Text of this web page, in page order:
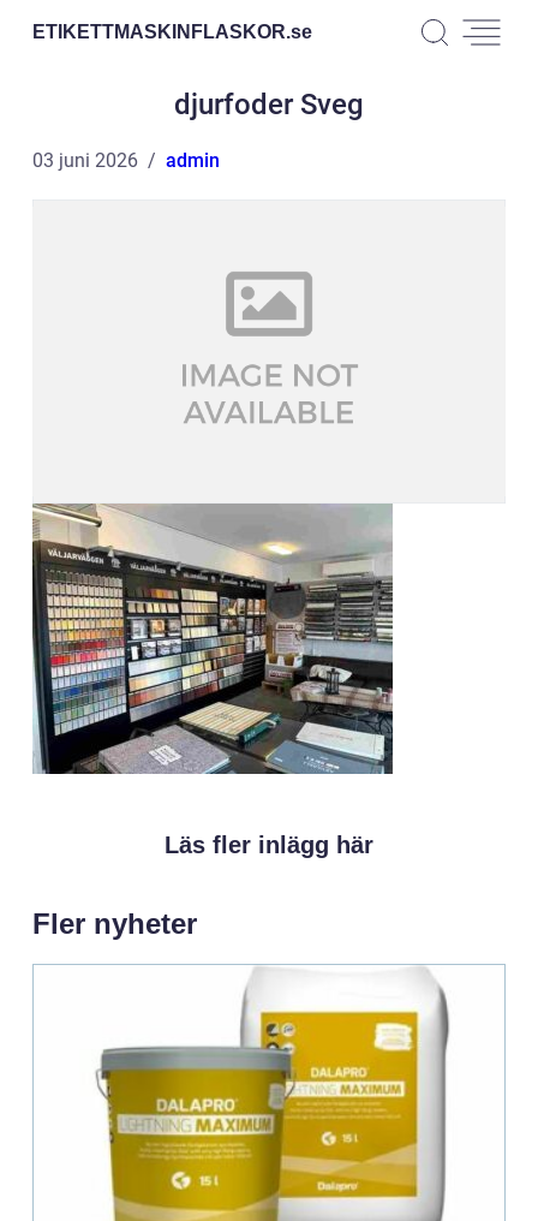
ETIKETTMASKINFLASKOR.se
djurfoder Sveg
03 juni 2026 admin
Läs fler inlägg här
Fler nyheter